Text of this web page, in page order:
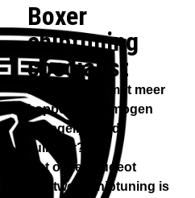
Boxer
chiptuning
specialist​
Een peugeot met meer
koppel en vermogen
en tegelijkertijd
zuiniger?
Met onze peugeot
maatwerk chiptuning is